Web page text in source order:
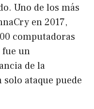
Uno de los más
en 2017,
computadoras
fue un
de la
ataque puede